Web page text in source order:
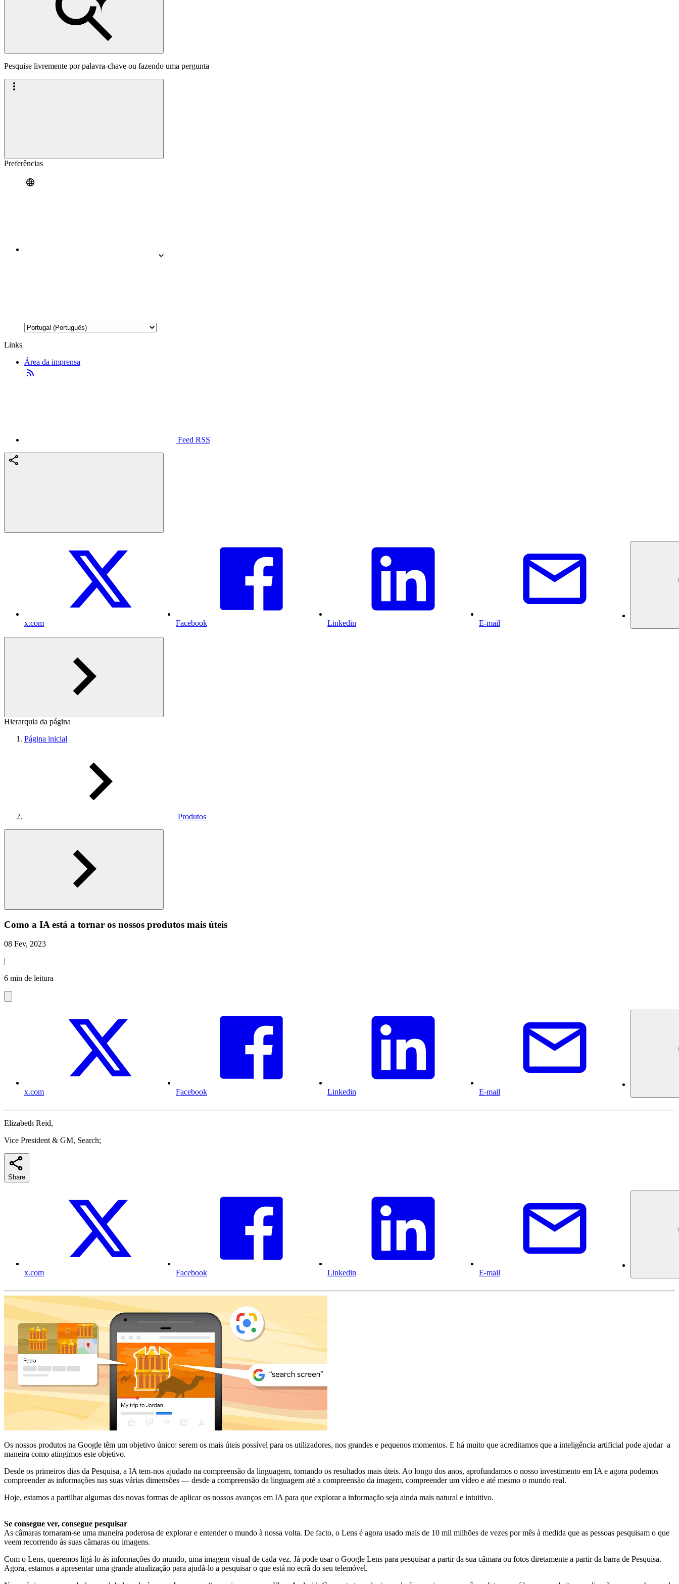
Pesquise livremente por palavra-chave ou fazendo uma pergunta
Preferências
Links
Área da imprensa
Feed RSS
x.com Facebook Linkedin E-mail
Hierarquia da página
Página inicial
Produtos
Como a IA está a tornar os nossos produtos mais úteis
08 Fev, 2023
|
6 min de leitura
x.com Facebook Linkedin E-mail
Elizabeth Reid,
Vice President & GM, Search;
Share
x.com Facebook Linkedin E-mail
Os nossos produtos na Google têm um objetivo único: serem os mais úteis possível para os utilizadores, nos grandes e pequenos momentos. E há muito que acreditamos que a inteligência artificial pode ajudar a
maneira como atingimos este objetivo.
Desde os primeiros dias da Pesquisa, a IA tem-nos ajudado na compreensão da linguagem, tornando os resultados mais úteis. Ao longo dos anos, aprofundamos o nosso investimento em IA e agora podemos
compreender as informações nas suas várias dimensões — desde a compreensão da linguagem até a compreensão da imagem, compreender um vídeo e até mesmo o mundo real.
Hoje, estamos a partilhar algumas das novas formas de aplicar os nossos avanços em IA para que explorar a informação seja ainda mais natural e intuitivo.
Se consegue ver, consegue pesquisar
As câmaras tornaram-se uma maneira poderosa de explorar e entender o mundo à nossa volta. De facto, o Lens é agora usado mais de 10 mil milhões de vezes por mês à medida que as pessoas pesquisam o que
veem recorrendo às suas câmaras ou imagens.
Com o Lens, queremos ligá-lo às informações do mundo, uma imagem visual de cada vez. Já pode usar o Google Lens para pesquisar a partir da sua câmara ou fotos diretamente a partir da barra de Pesquisa.
Agora, estamos a apresentar uma grande atualização para ajudá-lo a pesquisar o que está no ecrã do seu telemóvel.